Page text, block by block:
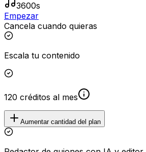
3600s
Empezar
Cancela cuando quieras
Escala tu contenido
120 créditos al mes
Aumentar cantidad del plan